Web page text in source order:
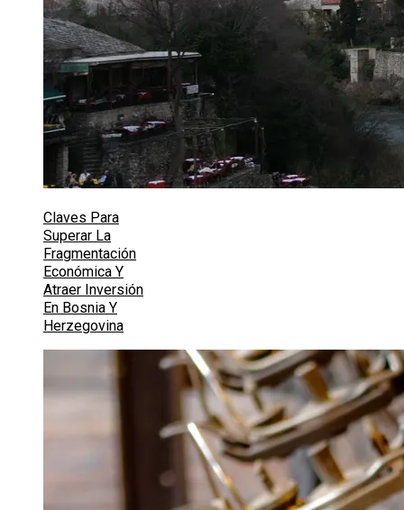
Claves Para
Superar La
Fragmentación
Económica Y
Atraer Inversión
En Bosnia Y
Herzegovina